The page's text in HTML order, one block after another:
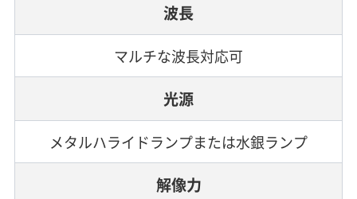
波長
マルチな波長対応可
光源
メタルハライドランプまたは水銀ランプ
解像力